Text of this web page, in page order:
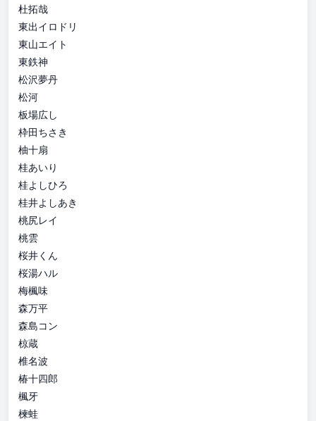
杜拓哉
東出イロドリ
東山エイト
東鉄神
松沢夢丹
松河
板場広し
枠田ちさき
柚十扇
桂あいり
桂よしひろ
桂井よしあき
桃尻レイ
桃雲
桜井くん
桜湯ハル
梅楓味
森万平
森島コン
椋蔵
椎名波
椿十四郎
楓牙
楝蛙